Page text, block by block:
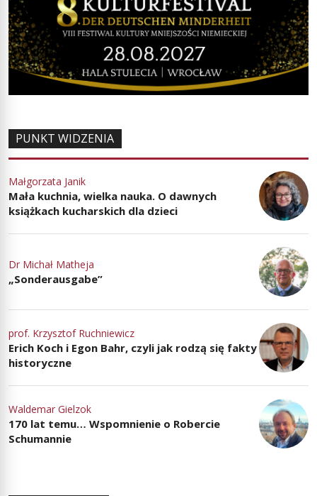
PUNKT WIDZENIA
Małgorzata Janik
Mała kuchnia, wielka nauka. O dawnych
książkach kucharskich dla dzieci
Dr Michał Matheja
„Sonderausgabe”
prof. Krzysztof Ruchniewicz
Erich Koch i Egon Bahr, czyli jak rodzą się fakty
historyczne
Waldemar Gielzok
170 lat temu… Wspomnienie o Robercie
Schumannie